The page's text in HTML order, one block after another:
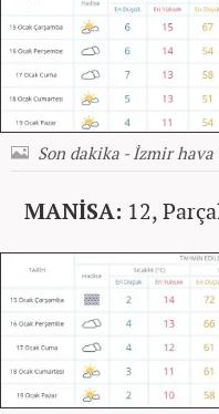
Son dakika - İzmir
MANİSA: 12,